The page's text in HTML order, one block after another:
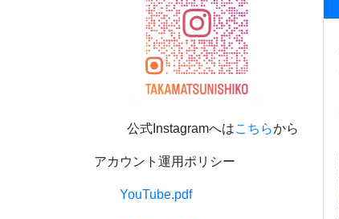
公式Instagramへはこちらから
アカウント運用ポリシー
YouTube.pdf